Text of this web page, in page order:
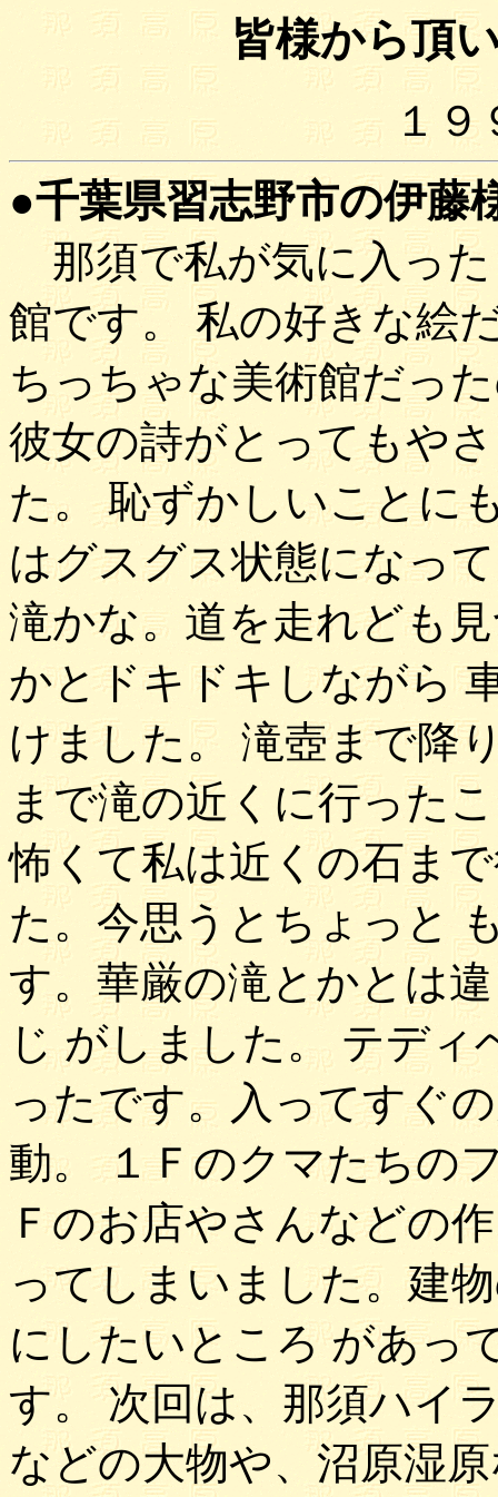
皆様から頂
１
●千葉県習志野市の伊藤
那須で私が気に入っ
館です。 私の好きな絵
ちっちゃな美術館だっ
彼女の詩がとってもや
た。 恥ずかしいことに
はグスグス状態になっ
滝かな。道を走れども
かとドキドキしながら
けました。 滝壺まで降
まで滝の近くに行った
怖くて私は近くの石ま
た。今思うとちょっと
す。華厳の滝とかとは
じ がしました。 テデ
ったです。入ってすぐ
動。 １Ｆのクマたちの
Ｆのお店やさんなどの
ってしまいました。建
にしたいところ があっ
す。 次回は、那須ハイ
などの大物や、沼原湿